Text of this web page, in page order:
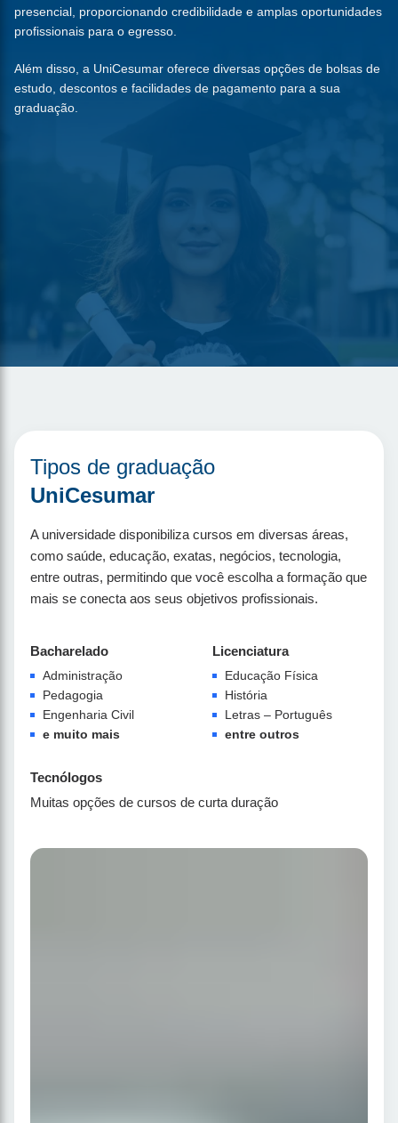
presencial, proporcionando credibilidade e amplas oportunidades
profissionais para o egresso.
Além disso, a UniCesumar oferece diversas opções de bolsas de
estudo, descontos e facilidades de pagamento para a sua
graduação.
Tipos de graduação
UniCesumar
A universidade disponibiliza cursos em diversas áreas,
como saúde, educação, exatas, negócios, tecnologia,
entre outras, permitindo que você escolha a formação que
mais se conecta aos seus objetivos profissionais.
Bacharelado
Administração
Pedagogia
Engenharia Civil
e muito mais
Licenciatura
Educação Física
História
Letras – Português
entre outros
Tecnólogos
Muitas opções de cursos de curta duração